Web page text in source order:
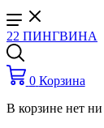
22 ПИНГВИНА
0 Корзина
В корзине нет